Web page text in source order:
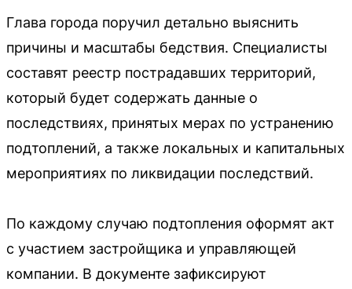
Глава города поручил детально выяснить
причины и масштабы бедствия. Специалисты
составят реестр пострадавших территорий,
который будет содержать данные о
последствиях, принятых мерах по устранению
подтоплений, а также локальных и капитальных
мероприятиях по ликвидации последствий.
По каждому случаю подтопления оформят акт
с участием застройщика и управляющей
компании. В документе зафиксируют